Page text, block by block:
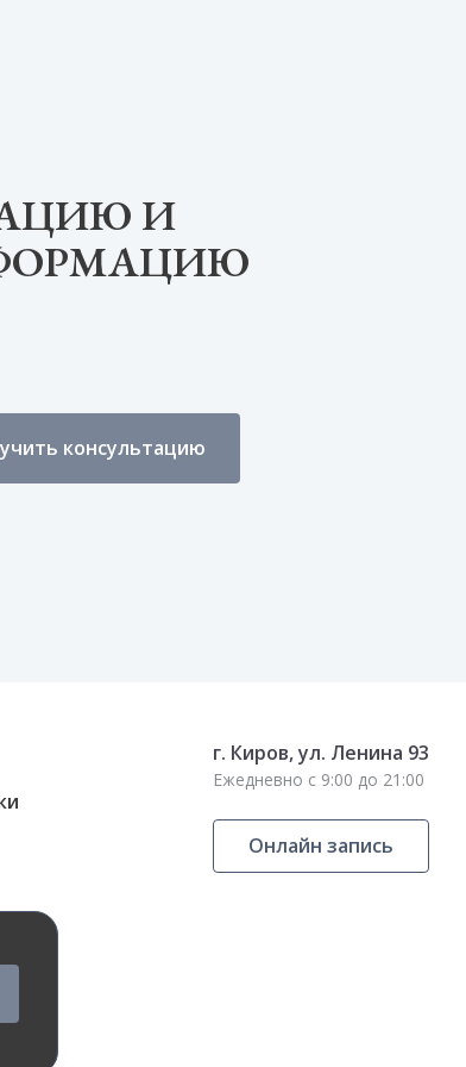
И
консультацию
г. Киров, ул. Ленина 93
Ежедневно с 9:00 до 21:00
Онлайн запись